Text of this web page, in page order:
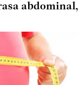
abdominal,